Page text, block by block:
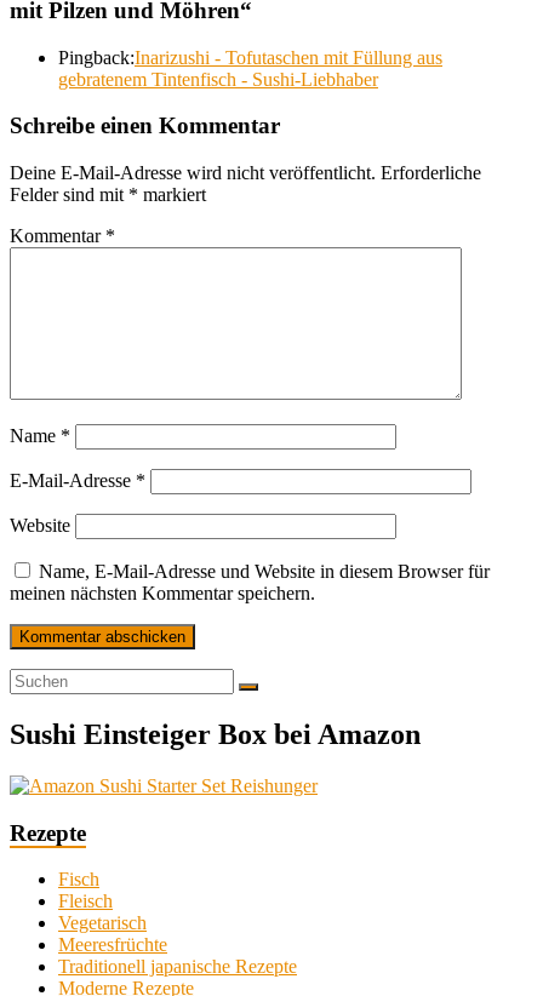
mit Pilzen und Möhren“
Pingback:Inarizushi - Tofutaschen mit Füllung aus
gebratenem Tintenfisch - Sushi-Liebhaber
Schreibe einen Kommentar
Deine E-Mail-Adresse wird nicht veröffentlicht. Erforderliche
Felder sind mit * markiert
Kommentar *
Name *
E-Mail-Adresse *
Website
Name, E-Mail-Adresse und Website in diesem Browser für
meinen nächsten Kommentar speichern.
Sushi Einsteiger Box bei Amazon
Rezepte
Fisch
Fleisch
Vegetarisch
Meeresfrüchte
Traditionell japanische Rezepte
Moderne Rezepte